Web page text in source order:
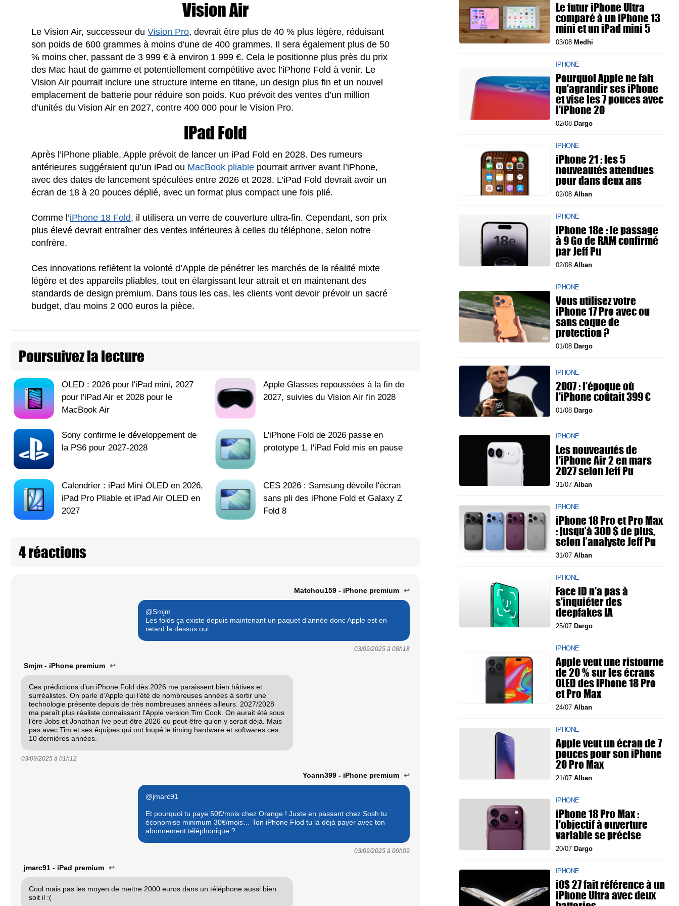
Vision Air
Le Vision Air, successeur duVision Pro, devrait être plus de 40 % plus légère, réduisant
son poids de 600 grammes à moins d'une de 400 grammes. Il sera également plus de 50
% moins cher, passant de 3 999 € à environ 1 999 €. Cela le positionne plus près du prix
des Mac haut de gamme et potentiellement compétitive avec l’iPhone Fold à venir. Le
Vision Air pourrait inclure une structure interne en titane, un design plus fin et un nouvel
emplacement de batterie pour réduire son poids. Kuo prévoit des ventes d’un million
d’unités du Vision Air en 2027, contre 400 000 pour le Vision Pro.
iPad Fold
Après l’iPhone pliable, Apple prévoit de lancer un iPad Fold en 2028. Des rumeurs
antérieures suggéraient qu’un iPad ou MacBook pliable pourrait arriver avant l’iPhone,
avec des dates de lancement spéculées entre 2026 et 2028. L’iPad Fold devrait avoir un
écran de 18 à 20 pouces déplié, avec un format plus compact une fois plié.
Comme l’iPhone 18 Fold, il utilisera un verre de couverture ultra-fin. Cependant, son prix
plus élevé devrait entraîner des ventes inférieures à celles du téléphone, selon notre
confrère.
Ces innovations reflètent la volonté d’Apple de pénétrer les marchés de la réalité mixte
légère et des appareils pliables, tout en élargissant leur attrait et en maintenant des
standards de design premium. Dans tous les cas, les clients vont devoir prévoir un sacré
budget, d'au moins 2 000 euros la pièce.
Poursuivez la lecture
OLED : 2026 pour l'iPad mini, 2027
pour l'iPad Air et 2028 pour le
MacBook Air
Apple Glasses repoussées à la fin de
2027, suivies du Vision Air fin 2028
Sony confirme le développement de
la PS6 pour 2027-2028
L'iPhone Fold de 2026 passe en
prototype 1, l'iPad Fold mis en pause
Calendrier : iPad Mini OLED en 2026,
iPad Pro Pliable et iPad Air OLED en
2027
CES 2026 : Samsung dévoile l'écran
sans pli des iPhone Fold et Galaxy Z
Fold 8
4 réactions
Matchou159 - iPhone premium ↩
@Smjm
Les folds ça existe depuis maintenant un paquet d’année donc Apple est en
retard la dessus oui
03/09/2025 à 08h18
Smjm - iPhone premium ↩
Ces prédictions d’un iPhone Fold dès 2026 me paraissent bien hâtives et
surréalistes. On parle d’Apple qui l’été de nombreuses années à sortir une
technologie présente depuis de très nombreuses années ailleurs. 2027/2028
ma paraît plus réaliste connaissant l’Apple version Tim Cook. On aurait été sous
l’ère Jobs et Jonathan Ive peut-être 2026 ou peut-être qu’on y serait déjà. Mais
pas avec Tim et ses équipes qui ont loupé le timing hardware et softwares ces
10 dernières années.
03/09/2025 à 01h12
Yoann399 - iPhone premium ↩
@jmarc91
Et pourquoi tu paye 50€/mois chez Orange ! Juste en passant chez Sosh tu
économise minimum 30€/mois… Ton iPhone Flod tu la déjà payer avec ton
abonnement téléphonique ?
03/09/2025 à 00h09
jmarc91 - iPad premium ↩
Cool mais pas les moyen de mettre 2000 euros dans un téléphone aussi bien
soit il :(
Le futur iPhone Ultra
comparé à un iPhone 13
mini et un iPad mini 5
03/08 Medhi
IPHONE
Pourquoi Apple ne fait
qu'agrandir ses iPhone
et vise les 7 pouces avec
l'iPhone 20
02/08 Dargo
IPHONE
iPhone 21 : les 5
nouveautés attendues
pour dans deux ans
02/08 Alban
IPHONE
iPhone 18e : le passage
à 9 Go de RAM confirmé
par Jeff Pu
02/08 Alban
IPHONE
Vous utilisez votre
iPhone 17 Pro avec ou
sans coque de
protection ?
01/08 Dargo
IPHONE
2007 : l'époque où
l'iPhone coûtait 399 €
01/08 Dargo
IPHONE
Les nouveautés de
l'iPhone Air 2 en mars
2027 selon Jeff Pu
31/07 Alban
IPHONE
iPhone 18 Pro et Pro Max
: jusqu’à 300 $ de plus,
selon l’analyste Jeff Pu
31/07 Alban
IPHONE
Face ID n'a pas à
s'inquiéter des
deepfakes IA
25/07 Dargo
IPHONE
Apple veut une ristourne
de 20 % sur les écrans
OLED des iPhone 18 Pro
et Pro Max
24/07 Alban
IPHONE
Apple veut un écran de 7
pouces pour son iPhone
20 Pro Max
21/07 Alban
IPHONE
iPhone 18 Pro Max :
l'objectif à ouverture
variable se précise
20/07 Dargo
IPHONE
iOS 27 fait référence à un
iPhone Ultra avec deux